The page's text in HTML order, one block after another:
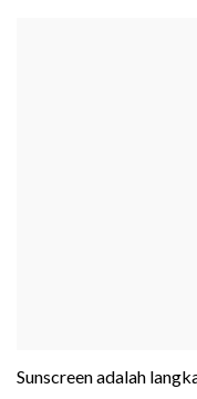
Sunscreen adalah